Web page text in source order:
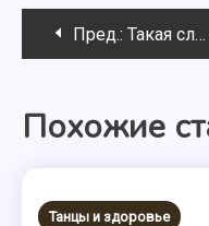
Навигация
записям
Пред.: Такая сложная и простая сальса
Похожие
Танцы и здоровье